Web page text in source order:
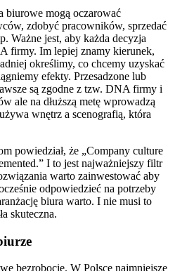
biurowe mogą oczarować
zdobyć pracowników, sprzedać
Ważne jest, aby każda decyzja
firmy. Im lepiej znamy kierunek,
określimy, co chcemy uzyskać
efekty. Przesadzone lub
są zgodne z tzw. DNA firmy i
ale na dłuższą metę wprowadzą
wnętrz a scenografią, która
powiedział, że „Company culture
I to jest najważniejszy filtr
warto zainwestować aby
odpowiedzieć na potrzeby
biura warto. I nie musi to
skuteczna.
bezrobocie. W Polsce najmniejsze